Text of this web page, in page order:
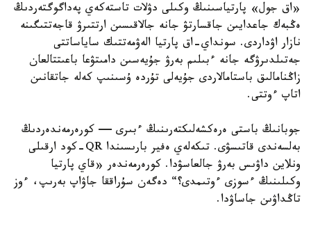
«اق جول» پارتياسىنىڭ وكىلى دۋلات تاستەكەي پەداگوگتەردىڭ
ەڭبەك جاعدايىن جاقسارتۋ جانە جالاقىسىن ارتتىرۋ قاجەتتىگىنە
نازار اۋداردى. سونداي-اق پارتيا الەۋمەتتىك ساياساتتى
جەتىلدىرۋگە جانە ءبىلىم بەرۋ جۇيەسىن دامىتۋعا باعىتتالعان
زاڭنامالىق باستامالاردى جۇيەلى تۇردە ۇسىنىپ كەلە جاتقانىن
اتاپ ءوتتى.
جوبانىڭ باستى ەرەكشەلىكتەرىنىڭ ءبىرى — كورەرمەندەردىڭ
بەلسەندى قاتىسۋى. تىكەلەي ەفير بارىسىندا QR-كود ارقىلى
ونلاين داۋىس بەرۋ جالعاسۋدا. كورەرمەندەر «قاي پارتيا
وكىلىنىڭ ءسوزى ءوتىمدى؟“ دەگەن سۇراققا جاۋاپ بەرىپ، ءوز
تاڭداۋىن جاساۋدا.